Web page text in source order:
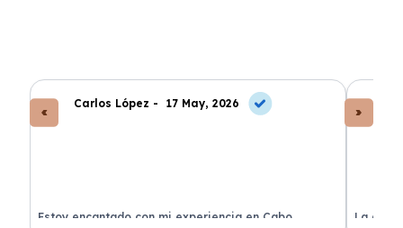
Carlos López - 17 May, 2026
Estoy encantado con mi experiencia en Cabo
La